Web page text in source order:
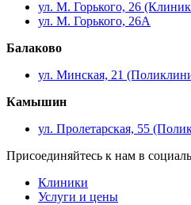
ул. М. Горького, 26
ул. М. Горького, 26А
Балаково
ул. Минская, 21
Камышин
ул. Пролетарская, 55
Присоединяйтесь к нам в
Клиники
Услуги и цены